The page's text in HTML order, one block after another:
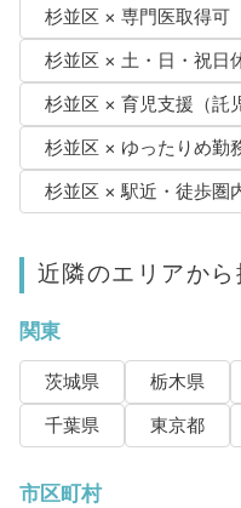
杉並区 × 専門医取得可
杉並区 × 土・日・祝日
杉並区 × 育児支援（託
杉並区 × ゆったりめ勤
杉並区 × 駅近・徒歩圏
近隣のエリアから
関東
茨城県 栃木県
千葉県
東京都
市区町村